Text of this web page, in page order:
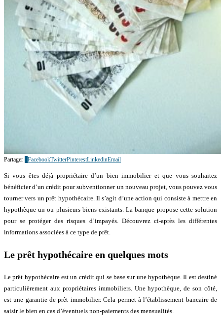
Partager FacebookTwitterPinterestLinkedinEmail
Si vous êtes déjà propriétaire d’un bien immobilier et que vous souhaitez
bénéficier d’un crédit pour subventionner un nouveau projet, vous pouvez vous
tourner vers un prêt hypothécaire. Il s’agit d’une action qui consiste à mettre en
hypothèque un ou plusieurs biens existants. La banque propose cette solution
pour se protéger des risques d’impayés. Découvrez ci-après les différentes
informations associées à ce type de prêt.
Le prêt hypothécaire en quelques mots
Le prêt hypothécaire est un crédit qui se base sur une hypothèque. Il est destiné
particulièrement aux propriétaires immobiliers. Une hypothèque, de son côté,
est une garantie de prêt immobilier. Cela permet à l’établissement bancaire de
saisir le bien en cas d’éventuels non-paiements des mensualités.